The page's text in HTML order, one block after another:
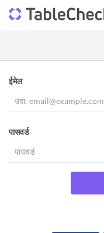
ईमेल
पासवर्ड